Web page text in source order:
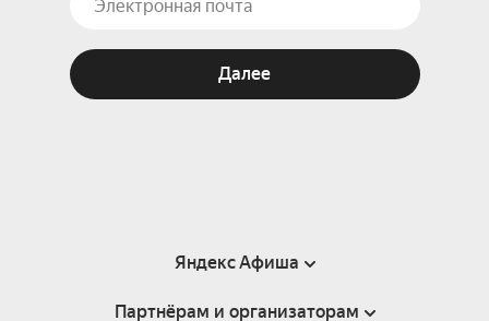
Далее
Яндекс Афиша
Справка
Партнёрам и организаторам